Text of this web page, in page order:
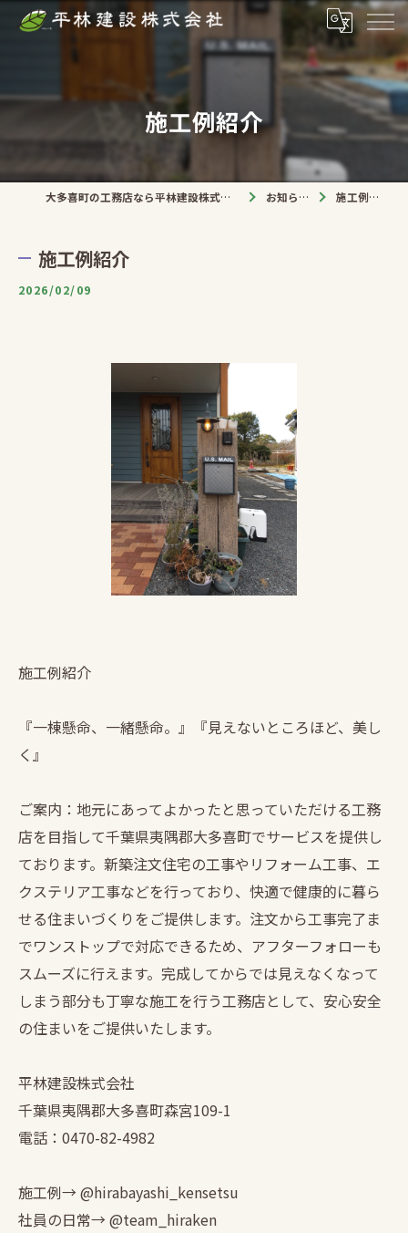
施工例紹介
大多喜町の工務店なら平林建設株式会社 お知らせ 施工例紹介
施工例紹介
2026/02/09
施工例紹介
『一棟懸命、一緒懸命。』『見えないところほど、美し
く』
ご案内：地元にあってよかったと思っていただける工務
店を目指して千葉県夷隅郡大多喜町でサービスを提供し
ております。新築注文住宅の工事やリフォーム工事、エ
クステリア工事などを行っており、快適で健康的に暮ら
せる住まいづくりをご提供します。注文から工事完了ま
でワンストップで対応できるため、アフターフォローも
スムーズに行えます。完成してからでは見えなくなって
しまう部分も丁寧な施工を行う工務店として、安心安全
の住まいをご提供いたします。
平林建設株式会社
千葉県夷隅郡大多喜町森宮109-1
電話：0470-82-4982
施工例→ @hirabayashi_kensetsu
社員の日常→ @team_hiraken